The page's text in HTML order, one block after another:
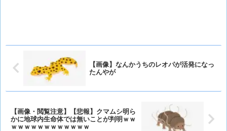
【画像】なんかうちのレオパが活発になっ
たんやが
【画像・閲覧注意】【悲報】クマムシ明ら
かに地球内生命体では無いことが判明ｗｗ
ｗｗｗｗｗｗｗｗｗｗｗｗ